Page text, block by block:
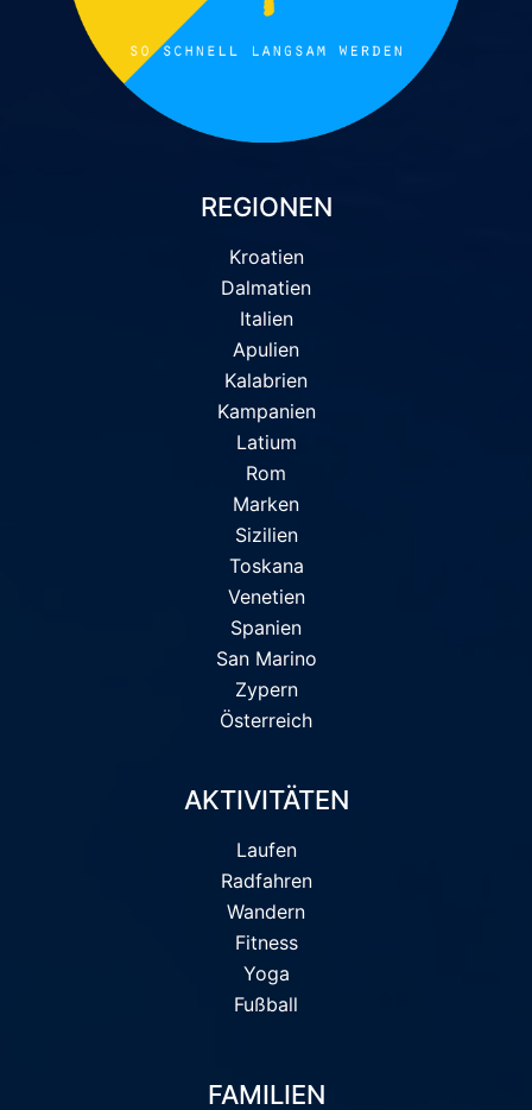
REGIONEN
Kroatien
Dalmatien
Italien
Apulien
Kalabrien
Kampanien
Latium
Rom
Marken
Sizilien
Toskana
Venetien
Spanien
San Marino
Zypern
Österreich
AKTIVITÄTEN
Laufen
Radfahren
Wandern
Fitness
Yoga
Fußball
FAMILIEN